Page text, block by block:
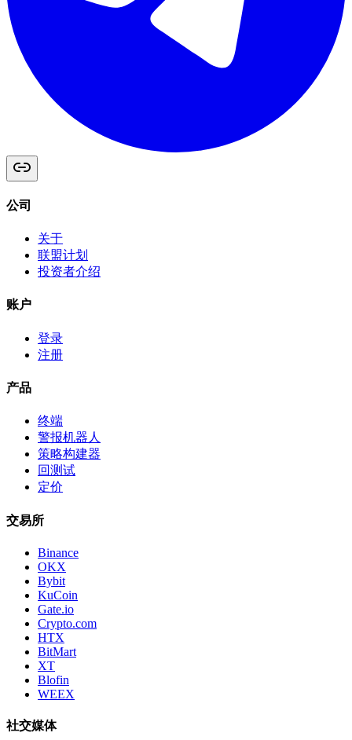
公司
关于
联盟计划
投资者介绍
账户
登录
注册
产品
终端
警报机器人
策略构建器
回测试
定价
交易所
Binance
OKX
Bybit
KuCoin
Gate.io
Crypto.com
HTX
BitMart
XT
Blofin
WEEX
社交媒体